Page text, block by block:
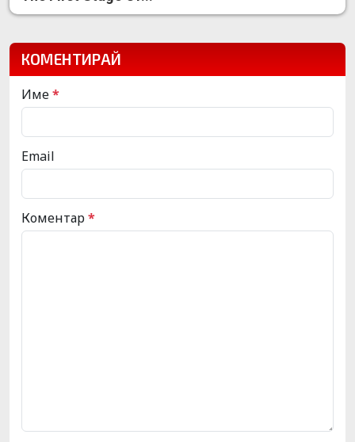
КОМЕНТИРАЙ
Име*
Email
Коментар*